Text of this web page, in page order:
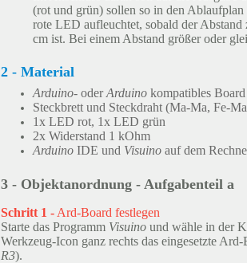
(rot und grün) sollen so in den
rote LED aufleuchtet, sobald der Abstand
cm ist. Bei einem Abstand größer oder
2 - Material
Arduino- oderArduinokompatibles
Steckbrett und Steckdraht (Ma-Ma, Fe-
1x LED rot, 1x LED grün
2x Widerstand 1 kOhm
ArduinoIDE und Visuinoauf dem
3 - Objektanordnung - Aufgabenteil a
Schritt 1 -Ard-Board festlegen
Starte das Programm Visuinound wähle in der
Werkzeug-Icon ganz rechts das eingesetzte
R3).